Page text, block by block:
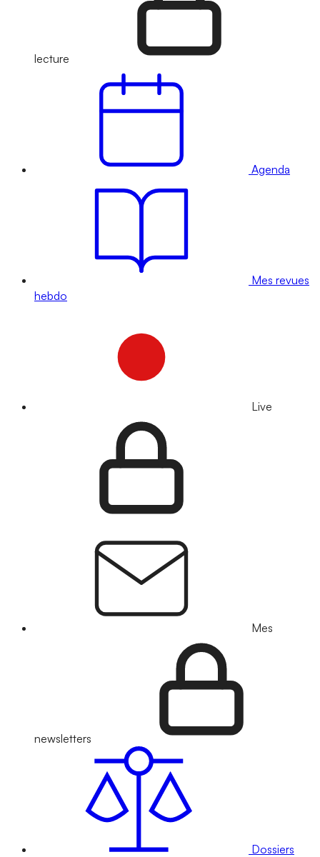
lecture
Agenda
Mes revues
hebdo
Live
Mes
newsletters
Dossiers